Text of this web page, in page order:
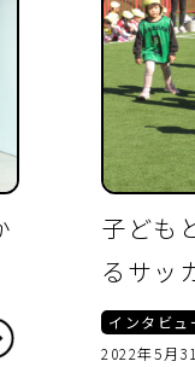
子ども
るサッ
インタビュ
2022年5月